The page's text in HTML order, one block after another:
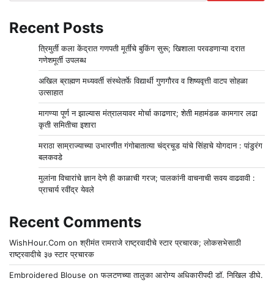
Recent Posts
त्रिमुर्ती कला केंद्रात गणपती मूर्तींचे बुकिंग सुरू; खिशाला परवडणाऱ्या दरात
गणेशमूर्ती उपलब्ध
अखिल ब्राह्मण मध्यवर्ती संस्थेतर्फे विद्यार्थी गुणगौरव व शिष्यवृत्ती वाटप सोहळा
उत्साहात
मागण्या पूर्ण न झाल्यास मंत्रालयावर मोर्चा काढणार; शेती महामंडळ कामगार लढा
कृती समितीचा इशारा
मराठा साम्राज्याच्या उभारणीत गंगोबातात्या चंद्रचूड यांचे सिंहाचे योगदान : पांडुरंग
बलकवडे
मुलांना विचारांचे ज्ञान देणे ही काळाची गरज; पालकांनी वाचनाची सवय वाढवावी :
प्राचार्य रवींद्र येवले
Recent Comments
WishHour.Com onश्रीमंत रामराजे राष्ट्रवादीचे स्टार प्रचारक; लोकसभेसाठी
राष्ट्रवादीचे ३७ स्टार प्रचारक
Embroidered Blouse onफलटणच्या तालुका आरोग्य अधिकारीपदी डॉ. निखिल डीघे.